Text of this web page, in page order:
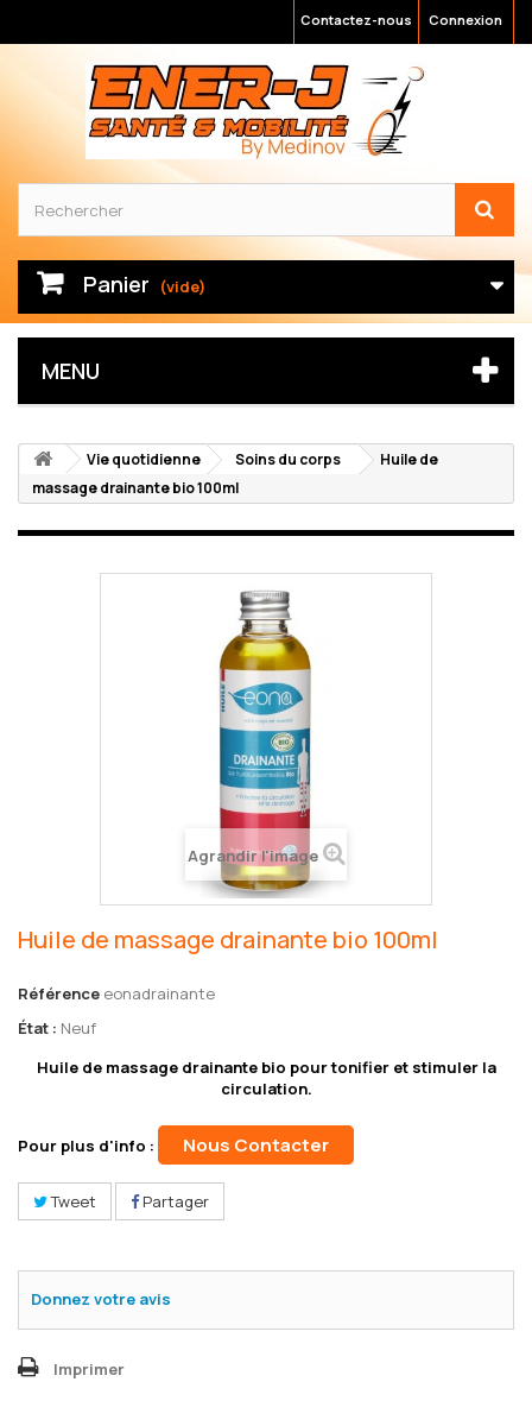
Connexion
Contactez-nous
Panier (vide)
MENU
Vie quotidienne Soins du corps
Huile de
massage drainante bio 100ml
Agrandir l'image
Huile de massage drainante bio 100ml
Référence eonadrainante
État : Neuf
Huile de massage drainante bio pour tonifier et stimuler la
circulation.
Pour plus d'info : Nous Contacter
Tweet Partager
Donnez votre avis
Imprimer